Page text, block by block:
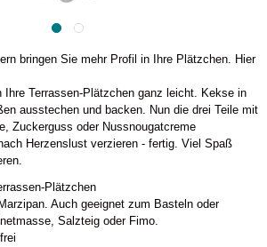
bringen Sie mehr Profil in Ihre Plätzchen. Hier
Ihre Terrassen-Plätzchen ganz leicht. Kekse in
ausstechen und backen. Nun die drei Teile mit
Zuckerguss oder Nussnougatcreme
Herzenslust verzieren - fertig. Viel Spaß
Plätzchen
Auch geeignet zum Basteln oder
Salzteig oder Fimo.